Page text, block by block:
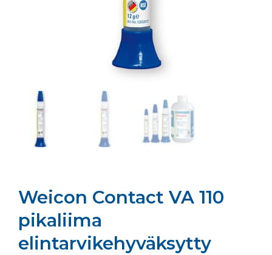
Weicon Contact VA 110
pikaliima
elintarvikehyväksytty